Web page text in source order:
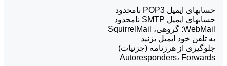
حسابهای ایمیل POP3 نامحدود
حسابهای ایمیل SMTP نامحدود
WebMail: گروهی، SquirrelMail
به تلفن خود ایمیل بزنید
جلوگیری از هرزنامه (جزئیات)
Autoresponders، Forwards